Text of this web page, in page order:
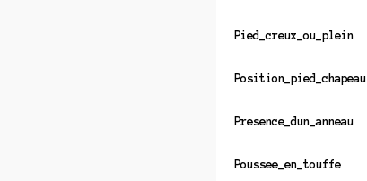
Pied_creux_ou_plein
Position_pied_chapeau
Presence_dun_anneau
Poussee_en_touffe